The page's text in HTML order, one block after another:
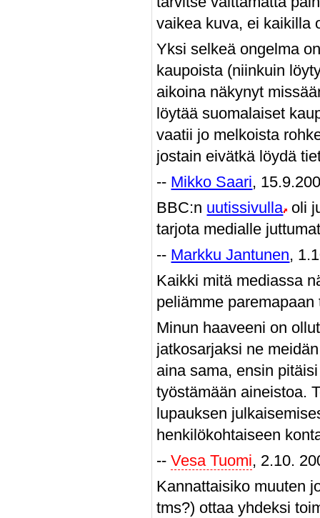
vaikea kuva, ei kaikilla
Yksi selkeä ongelma
kaupoista (niinkuin
aikoina näkynyt
löytää suomalaiset
vaatii jo melkoista
jostain eivätkä löydä
-- Mikko Saari,
BBC:n uutissivulla oli
tarjota medialle
-- Markku Jantunen,
Kaikki mitä mediassa
peliämme
Minun haaveeni on
jatkosarjaksi ne
aina sama, ensin
työstämään aineistoa.
lupauksen
henkilökohtaiseen
--Vesa Tuomi, 2.10.
Kannattaisiko muuten
tms?) ottaa yhdeksi